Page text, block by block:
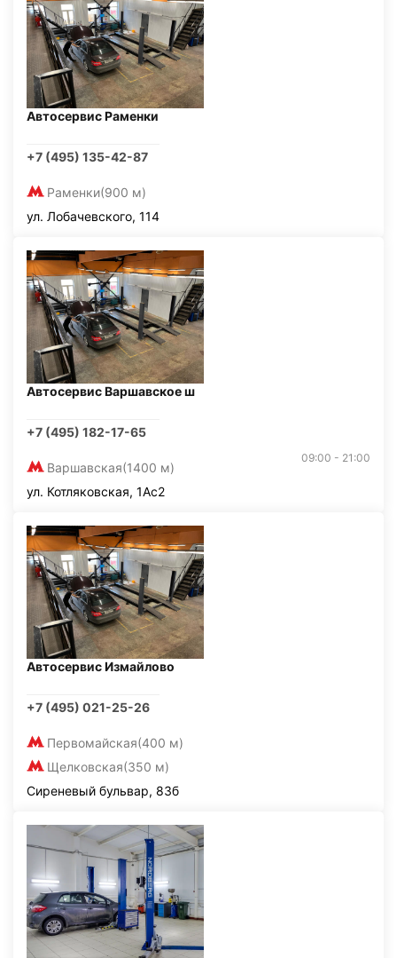
Автосервис Раменки
+7 (495) 135-42-87
Раменки(900 м)
ул. Лобачевского, 114
Автосервис Варшавское ш
+7 (495) 182-17-65
Варшавская(1400 м)
09:00 - 21:00
ул. Котляковская, 1Ас2
Автосервис Измайлово
+7 (495) 021-25-26
Первомайская(400 м)
Щелковская(350 м)
Сиреневый бульвар, 83б